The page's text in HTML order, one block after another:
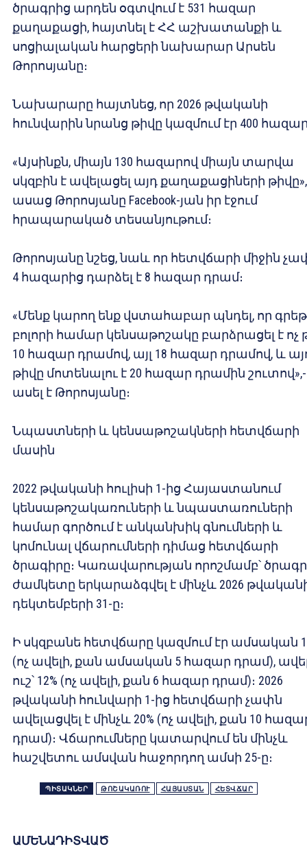
ծրագրից արդեն օգտվում է 531 հազար
քաղաքացի, հայտնել է ՀՀ աշխատանքի և
սոցիալական հարցերի նախարար Արսեն
Թորոսյանը։
Նախարարը հայտնեց, որ 2026 թվականի
հունվարին նրանց թիվը կազմում էր 400
«Այսինքն, միայն 130 հազարով միայն տարվա
սկզբին է ավելացել այդ քաղաքացիների
ասաց Թորոսյանը Facebook-յան իր էջում
հրապարակած տեսանյութում։
Թորոսյանը նշեց, նաև որ հետվճարի միջին
4 հազարից դարձել է 8 հազար դրամ։
«Մենք կարող ենք վստահաբար պնդել, որ
բոլորի համար կենսաթոշակը բարձրացել է ոչ
10 հազար դրամով, այլ 18 հազար դրամով, և
թիվը մոտենալու է 20 հազար դրամին շուտով»,-
ասել է Թորոսյանը։
Նպաստների և կենսաթոշակների հետվճարի
մասին
2022 թվականի հուլիսի 1-ից Հայաստանում
կենսաթոշակառուների և նպաստառուների
համար գործում է անկանխիկ գնումների և
կոմունալ վճարումների դիմաց հետվճարի
ծրագիրը։ Կառավարության որոշմամբ՝
ժամկետը երկարաձգվել է մինչև 2026
դեկտեմբերի 31-ը։
Ի սկզբանե հետվճարը կազմում էր ամսական
(ոչ ավելի, քան ամսական 5 հազար դրամ),
ուշ՝ 12% (ոչ ավելի, քան 6 հազար դրամ)։ 2026
թվականի հունվարի 1-ից հետվճարի չափն
ավելացվել է մինչև 20% (ոչ ավելի, քան 10
դրամ)։ Վճարումները կատարվում են մինչև
հաշվետու ամսվան հաջորդող ամսի 25-ը։
ՊԻՏԱԿՆԵՐ ԹՈՇԱԿԱՌՈՒ ՀԱՅԱՍՏԱՆ ՀԵՏՎՃԱՐ
ԱՄԵՆԱԴԻՏՎԱԾ